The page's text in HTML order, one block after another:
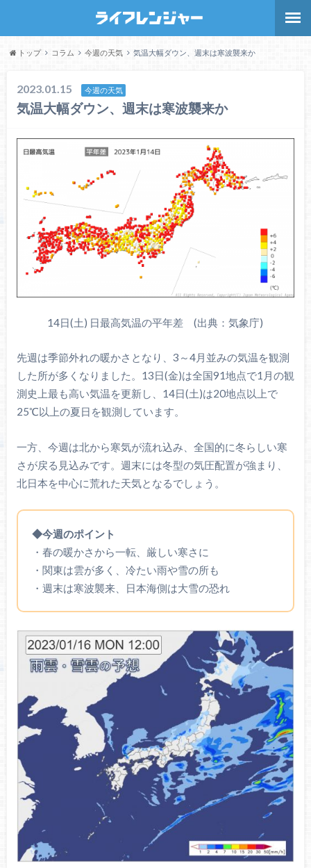
トップ コラム 今週の天気 気温大幅ダウン、週末は寒波襲来か
2023.01.15 今週の天気
気温大幅ダウン、週末は寒波襲来か
14日(土) 日最高気温の平年差 (出典：気象庁)
先週は季節外れの暖かさとなり、3～4月並みの気温を観測
した所が多くなりました。13日(金)は全国91地点で1月の観
測史上最も高い気温を更新し、14日(土)は20地点以上で
25℃以上の夏日を観測しています。
一方、今週は北から寒気が流れ込み、全国的に冬らしい寒
さが戻る見込みです。週末には冬型の気圧配置が強まり、
北日本を中心に荒れた天気となるでしょう。
◆今週のポイント
・春の暖かさから一転、厳しい寒さに
・関東は雲が多く、冷たい雨や雪の所も
・週末は寒波襲来、日本海側は大雪の恐れ